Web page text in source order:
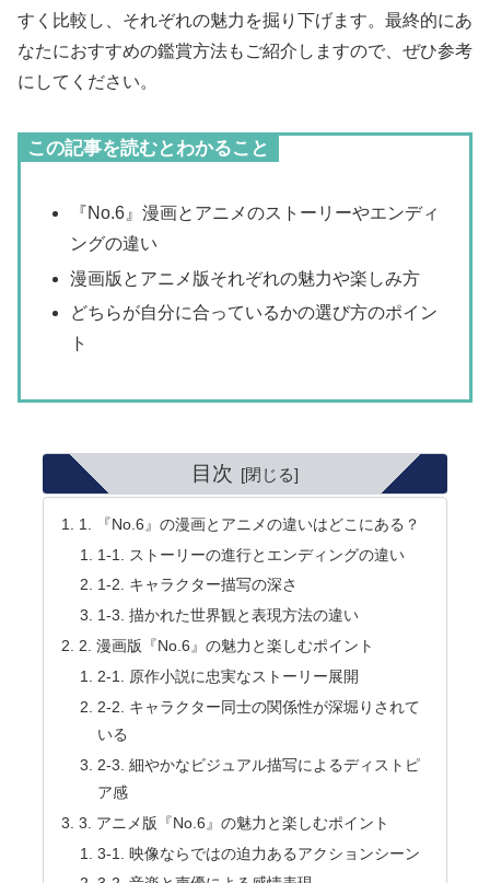
すく比較し、それぞれの魅力を掘り下げます。最終的にあ
なたにおすすめの鑑賞方法もご紹介しますので、ぜひ参考
にしてください。
この記事を読むとわかること
『No.6』漫画とアニメのストーリーやエンディ
ングの違い
漫画版とアニメ版それぞれの魅力や楽しみ方
どちらが自分に合っているかの選び方のポイン
ト
目次
1. 『No.6』の漫画とアニメの違いはどこにある？
1-1. ストーリーの進行とエンディングの違い
1-2. キャラクター描写の深さ
1-3. 描かれた世界観と表現方法の違い
2. 漫画版『No.6』の魅力と楽しむポイント
2-1. 原作小説に忠実なストーリー展開
2-2. キャラクター同士の関係性が深堀りされて
いる
2-3. 細やかなビジュアル描写によるディストピ
ア感
3. アニメ版『No.6』の魅力と楽しむポイント
3-1. 映像ならではの迫力あるアクションシーン